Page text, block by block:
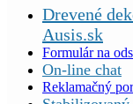
Drevené
Ausis.sk
Formulár na
On-line chat
Reklamačný